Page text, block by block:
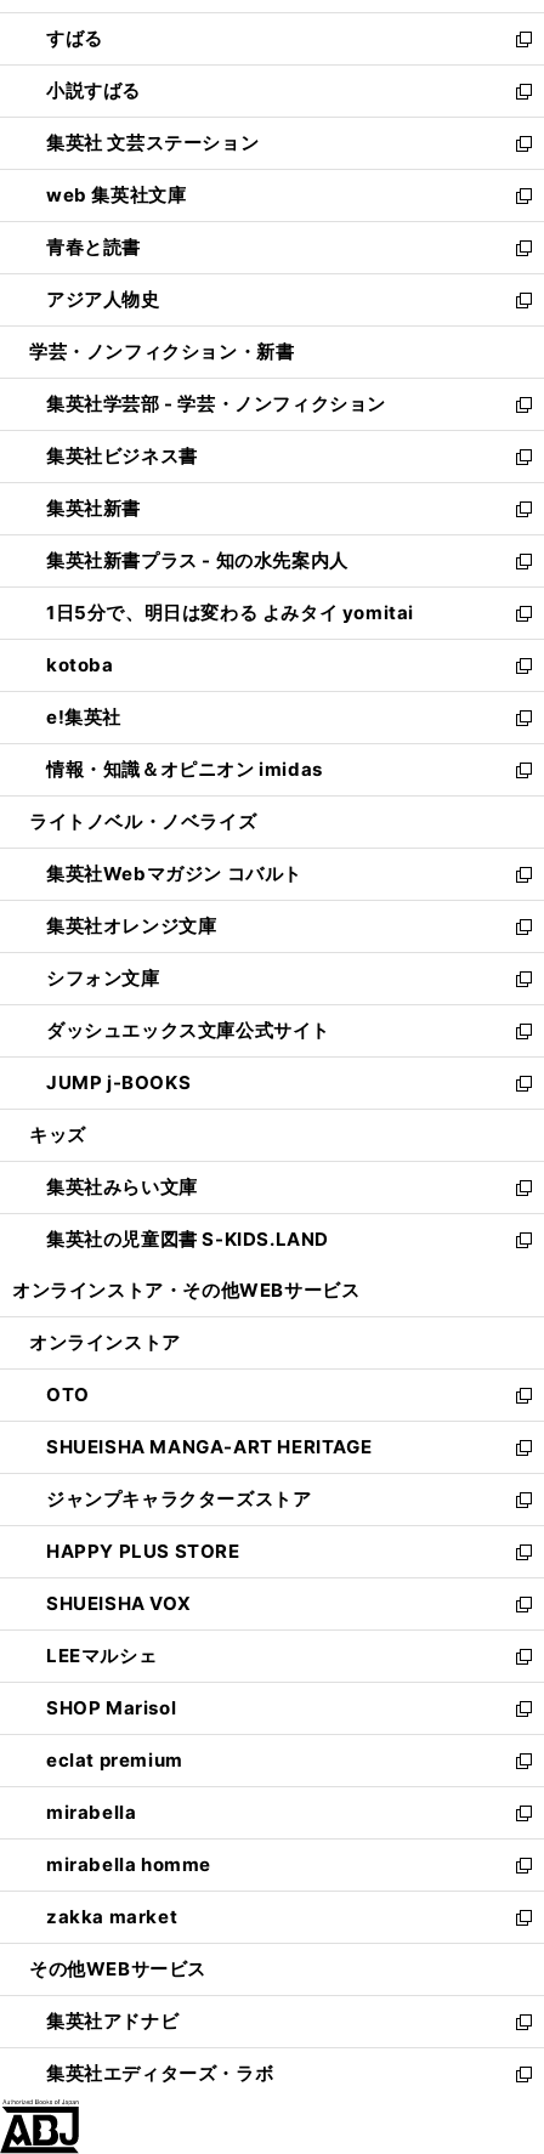
開
く
ウ
で
開
く
ン
ド
ウ
で
開
く
すばる
新
し
い
ウ
ィ
ン
ド
ウ
で
開
く
小説すばる
新
し
い
ウ
ィ
ン
ド
ウ
で
開
集英社 文芸ステーション
新
し
い
ウ
ィ
ン
ド
ウ
開
く
web 集英社文庫
新
し
い
ウ
ィ
ン
ウ
で
開
く
青春と読書
新
し
い
ウ
ン
ド
ウ
で
開
く
アジア人物史
新
し
ウ
ィ
ン
ド
ウ
で
開
く
学芸・ノンフィクション・新書
集英社学芸部 - 学芸・ノンフィクション
新
し
い
ウ
ィ
ン
ド
ウ
で
開
く
集英社ビジネス書
新
し
い
ウ
ィ
ン
ド
ウ
で
開
く
集英社新書
新
し
い
ウ
ィ
ン
ド
ウ
で
開
く
集英社新書プラス - 知の水先案内人
新
し
い
ウ
ィ
ン
ド
ウ
で
開
1日5分で、明日は変わる よみタイ yomitai
新
し
い
ウ
ィ
ン
ド
ウ
開
く
kotoba
新
し
い
ウ
ィ
ン
ウ
で
開
く
e!集英社
新
し
い
ウ
ン
ド
ウ
で
開
く
情報・知識＆オピニオン imidas
新
し
ウ
ィ
ン
ド
ウ
で
開
く
ライトノベル・ノベライズ
集英社Webマガジン コバルト
新
し
い
ウ
ィ
ン
ド
ウ
で
開
集英社オレンジ文庫
新
し
い
ウ
ィ
ン
ド
ウ
開
く
シフォン文庫
新
し
い
ウ
ィ
ン
ウ
で
開
く
ダッシュエックス文庫公式サイト
新
し
い
ウ
ン
ド
ウ
で
JUMP j-BOOKS
新
し
ウ
ィ
ン
ド
開
キッズ
集英社みらい文庫
新
し
い
ン
ウ
で
開
く
集英社の児童図書 S-KIDS.LAND
新
ウ
ン
ド
ウ
で
開
く
オンラインストア・ その他WEBサービス
オンラインストア
OTO
新
し
い
ウ
ィ
ン
ド
ウ
で
開
く
SHUEISHA MANGA-ART HERITAGE
新
し
い
ウ
ィ
ン
ド
ウ
で
開
く
ジャンプキャラクターズストア
新
し
い
ウ
ィ
ン
ド
ウ
で
開
く
HAPPY PLUS STORE
新
し
い
ウ
ィ
ン
ド
ウ
で
開
く
SHUEISHA VOX
新
し
い
ウ
ィ
ン
ド
ウ
で
開
く
LEEマルシェ
新
し
い
ウ
ィ
ン
ド
ウ
で
開
く
SHOP Marisol
新
し
い
ウ
ィ
ン
ド
ウ
で
開
eclat premium
新
し
い
ウ
ィ
ン
ド
ウ
開
く
mirabella
新
し
い
ウ
ィ
ン
ウ
で
開
く
mirabella homme
新
し
い
ウ
ン
ド
ウ
で
zakka market
新
し
ウ
ィ
ン
ド
その他WEBサービス
集英社アドナビ
新
し
い
集英社エディターズ・ラボ
新